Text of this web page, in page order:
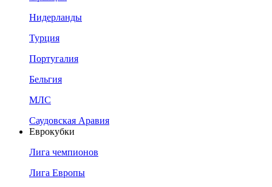
Нидерланды
Турция
Португалия
Бельгия
МЛС
Саудовская Аравия
Еврокубки
Лига чемпионов
Лига Европы